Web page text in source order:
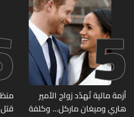
5
أزمة مالية تُهدّد زواج الأمير
هاري وميغان ماركل... وكلفة